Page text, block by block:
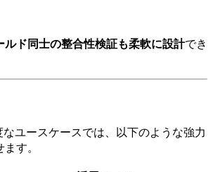
ルド同士の整合性検証も柔軟に設計でき
ユースケースでは、以下のような強力
す。